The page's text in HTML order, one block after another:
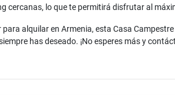
cercanas, lo que te permitirá disfrutar al
para alquilar en Armenia, esta Casa
has deseado. ¡No esperes más y